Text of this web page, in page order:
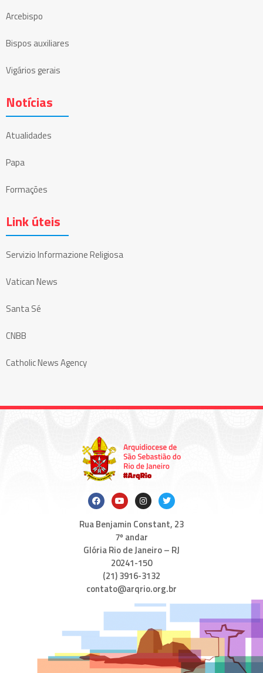
Arcebispo
Bispos auxiliares
Vigários gerais
Notícias
Atualidades
Papa
Formações
Link úteis
Servizio Informazione Religiosa
Vatican News
Santa Sé
CNBB
Catholic News Agency
Rua Benjamin Constant, 23
7º andar
Glória Rio de Janeiro – RJ
20241-150
(21) 3916-3132
contato@arqrio.org.br